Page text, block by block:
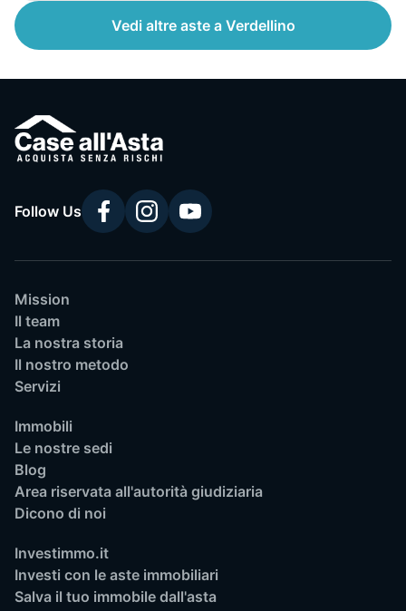
Vedi altre aste a Verdellino
Follow Us
Mission
Il team
La nostra storia
Il nostro metodo
Servizi
Immobili
Le nostre sedi
Blog
Area riservata all'autorità giudiziaria
Dicono di noi
Investimmo.it
Investi con le aste immobiliari
Salva il tuo immobile dall'asta